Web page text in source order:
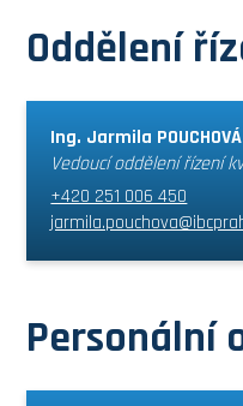
Oddělení
Ing. Jarmila POUCHOVÁ
Vedoucí oddělení řízení
+420 251 006 450
Personální